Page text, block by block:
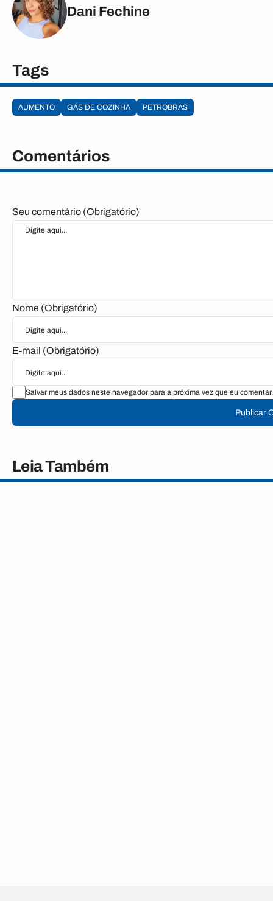
Dani Fechine
Tags
AUMENTO GÁS DE COZINHA PETROBRAS
Comentários
Seu comentário (Obrigatório)
Nome (Obrigatório)
E-mail (Obrigatório)
Salvar meus dados neste navegador para a próxima vez que eu comentar.
Publicar
Leia Também